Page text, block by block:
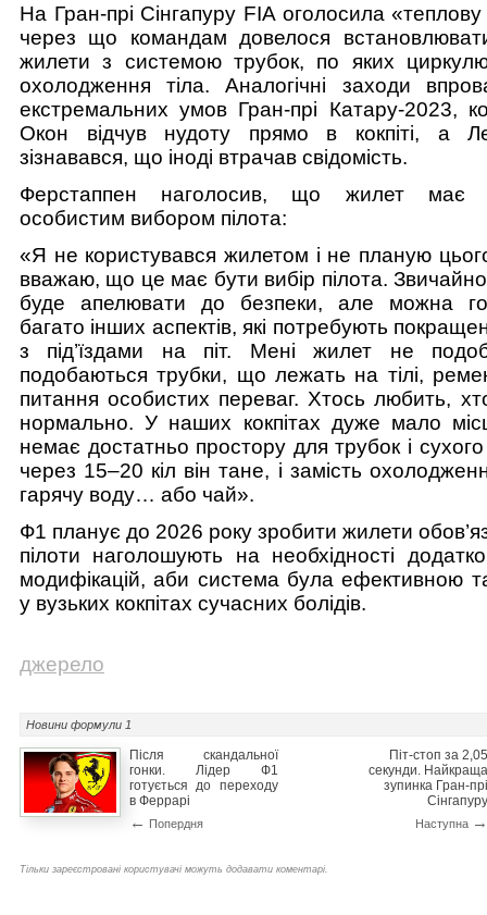
На Гран-прі Сінгапуру FIA оголосила
через що командам довелося встановлювати
жилети з системою трубок, по яких
охолодження тіла. Аналогічні заходи
екстремальних умов Гран-прі Катару-2023,
Окон відчув нудоту прямо в кокпіті, а
зізнавався, що іноді втрачав свідомість.
Ферстаппен наголосив, що жилет має
особистим вибором пілота:
«Я не користувався жилетом і не планую
вважаю, що це має бути вибір пілота.
буде апелювати до безпеки, але можна
багато інших аспектів, які потребують
з під’їздами на піт. Мені жилет не
подобаються трубки, що лежать на тілі,
питання особистих переваг. Хтось любить,
нормально. У наших кокпітах дуже мало
немає достатньо простору для трубок і
через 15–20 кіл він тане, і замість
гарячу воду… або чай».
Ф1 планує до 2026 року зробити жилети
пілоти наголошують на необхідності
модифікацій, аби система була ефективною
у вузьких кокпітах сучасних болідів.
джерело
Новини формули 1
Після скандальної
гонки. Лідер Ф1
готується до переходу
в Феррарі
← Попердня
Піт-стоп за 2,05
секунди. Найкраща
зупинка Гран-прі
Сінгапуру
Наступна →
Тільки зареєстровані користувачі можуть додавати коментарі.